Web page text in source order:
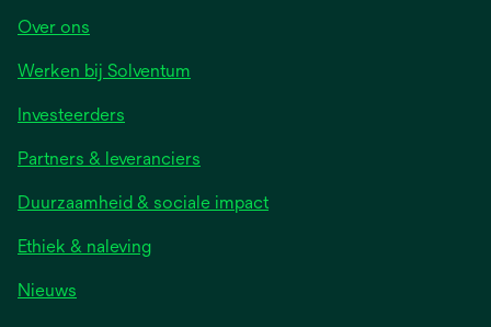
Over ons
Werken bij Solventum
Investeerders
Partners & leveranciers
Duurzaamheid & sociale impact
Ethiek & naleving
Nieuws